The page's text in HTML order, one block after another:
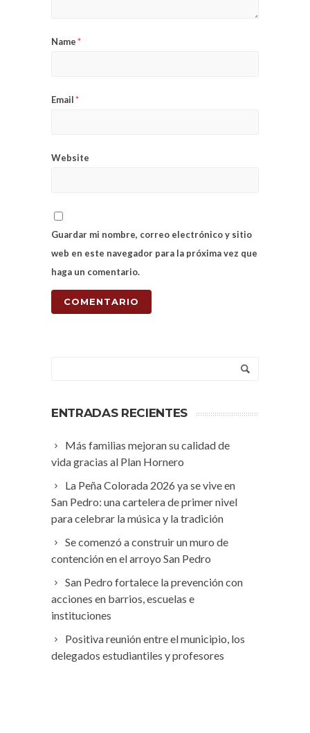
Name*
Email*
Website
Guardar mi nombre, correo electrónico y sitio
web en este navegador para la próxima vez que
haga un comentario.
ENTRADAS RECIENTES
Más familias mejoran su calidad de
vida gracias al Plan Hornero
La Peña Colorada 2026 ya se vive en
San Pedro: una cartelera de primer nivel
para celebrar la música y la tradición
Se comenzó a construir un muro de
contención en el arroyo San Pedro
San Pedro fortalece la prevención con
acciones en barrios, escuelas e
instituciones
Positiva reunión entre el municipio, los
delegados estudiantiles y profesores